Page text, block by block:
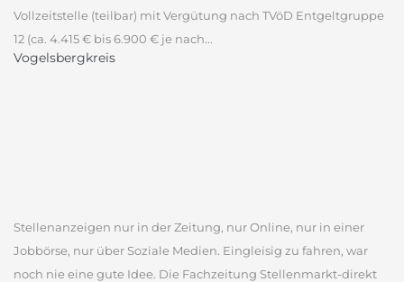
Vollzeitstelle (teilbar) mit Vergütung nach TVöD Entgeltgruppe
12 (ca. 4.415 € bis 6.900 € je nach...
Vogelsbergkreis
Stellenanzeigen nur in der Zeitung, nur Online, nur in einer
Jobbörse, nur über Soziale Medien. Eingleisig zu fahren, war
noch nie eine gute Idee. Die Fachzeitung Stellenmarkt-direkt